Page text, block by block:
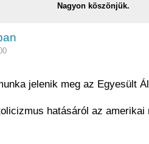
Nagyon köszönjük.
jelenik meg az Egyesült
hatásáról az amerikai